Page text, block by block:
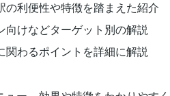
の利便性や特徴を踏まえた紹介
向けなどターゲット別の解説
関わるポイントを詳細に解説